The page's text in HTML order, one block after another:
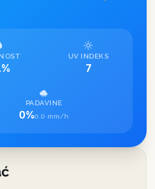
UV INDEKS
7
PADAVINE
0%0.0 mm/h